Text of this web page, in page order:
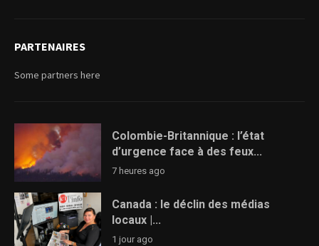
PARTENAIRES
Some partners here
Colombie-Britannique : l’état
d’urgence face à des feux...
7 heures ago
Canada : le déclin des médias
locaux |...
1 jour ago